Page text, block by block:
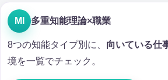
MI 多重知能理論×職業
8つの知能タイプ別に、 向いている仕
境を一覧でチェック。